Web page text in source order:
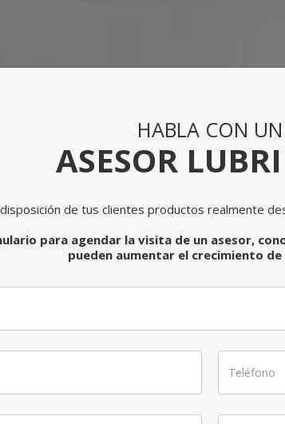
HABLA CON UN
ASESOR
de tus clientes productos realmente
para agendar la visita de un asesor,
pueden aumentar el crecimiento